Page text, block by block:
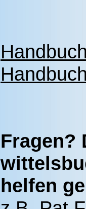
Fragen?
helfen